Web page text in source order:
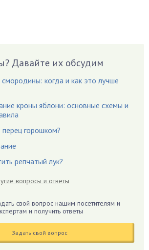
Давайте их обсудим
когда и как это лучше
кроны яблони: основные схемы и
перец горошком?
репчатый лук?
вопросы и ответы
свой вопрос нашим посетителям и
и получить ответы
Задать свой вопрос